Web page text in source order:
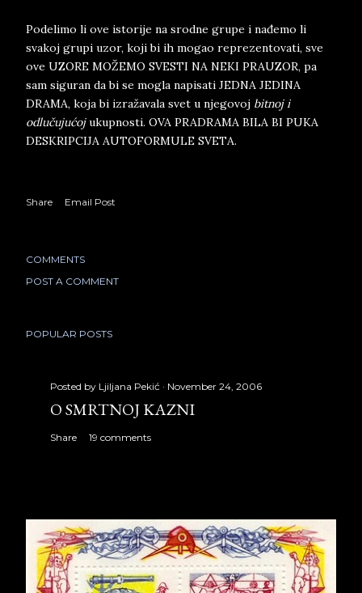
Podelimo li ove istorije na srodne grupe i nađemo li
svakoj grupi uzor, koji bi ih mogao reprezentovati, sve
ove UZORE MOŽEMO SVESTI NA NEKI PRAUZOR, pa
sam siguran da bi se mogla napisati JEDNA JEDINA
DRAMA, koja bi izražavala svet u njegovoj bitnoj i
odlučujućojukupnosti. OVA PRADRAMA BILA BI PUKA
DESKRIPCIJA AUTOFORMULE SVETA.
Share Email Post
COMMENTS
POST A COMMENT
POPULAR POSTS
Posted by Ljiljana Pekić November 24, 2006
O SMRTNOJ KAZNI
Share 19 comments